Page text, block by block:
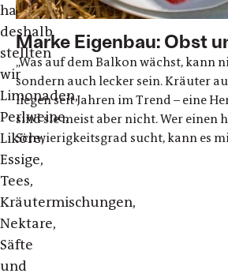
halten,
deshalb
stellten
wir
Limonaden,
Perlweine,
Liköre,
Essige,
Tees,
Kräutermischungen,
Nektare,
Säfte
und
Marke Eigenbau: Obst
„Was auf dem Balkon wächst, kann
sondern auch lecker sein. Kräuter
liegen seit Jahren im Trend – eine
sind sie meist aber nicht. Wer einen
Schwierigkeitsgrad sucht, kann es